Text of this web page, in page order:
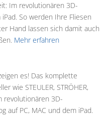
Im revolutionären 3D-
So werden Ihre Fliesen
Hand lassen sich damit auch
Mehr erfahren
es! Das komplette
wie STEULER, STRÖHER,
revolutionären 3D-
auf PC, MAC und dem iPad.